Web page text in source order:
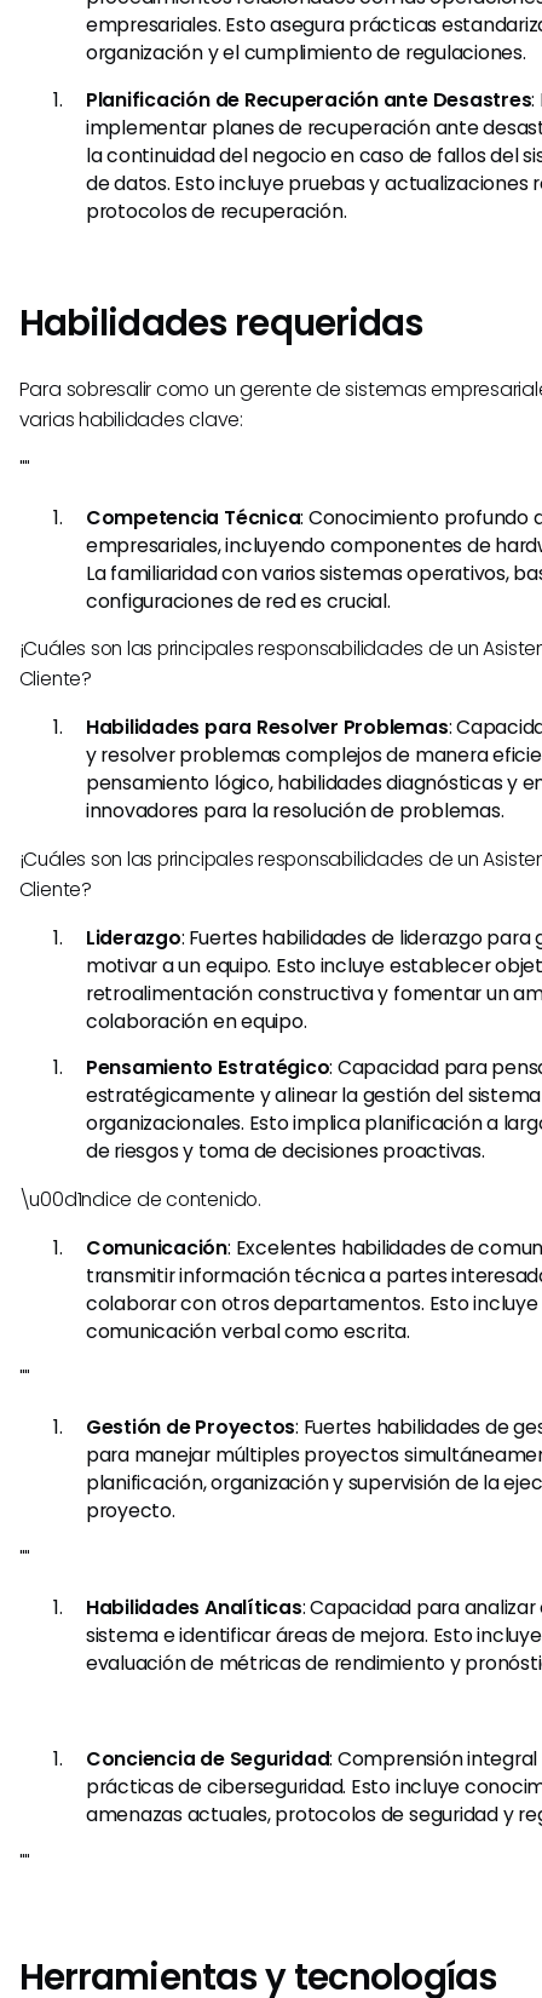
empresariales. Esto asegura prácticas
organización y el cumplimiento de regulaciones.
Planificación de Recuperación ante Desastres:
implementar planes de recuperación ante
la continuidad del negocio en caso de fallos del
de datos. Esto incluye pruebas y actualizaciones
protocolos de recuperación.
Habilidades requeridas
Para sobresalir como un gerente de sistemas
varias habilidades clave:
""
Competencia Técnica: Conocimiento profundo
empresariales, incluyendo componentes de
La familiaridad con varios sistemas operativos,
configuraciones de red es crucial.
¡Cuáles son las principales responsabilidades de un
Cliente?
Habilidades para Resolver Problemas:
y resolver problemas complejos de manera
pensamiento lógico, habilidades diagnósticas y
innovadores para la resolución de problemas.
¡Cuáles son las principales responsabilidades de un
Cliente?
Liderazgo: Fuertes habilidades de liderazgo para
motivar a un equipo. Esto incluye establecer
retroalimentación constructiva y fomentar un
colaboración en equipo.
Pensamiento Estratégico: Capacidad para
estratégicamente y alinear la gestión del
organizacionales. Esto implica planificación a
de riesgos y toma de decisiones proactivas.
\u00d1ndice de contenido.
Comunicación: Excelentes habilidades de
transmitir información técnica a partes
colaborar con otros departamentos. Esto
comunicación verbal como escrita.
""
Gestión de Proyectos: Fuertes habilidades de
para manejar múltiples proyectos
planificación, organización y supervisión de la
proyecto.
""
Habilidades Analíticas: Capacidad para
sistema e identificar áreas de mejora. Esto
evaluación de métricas de rendimiento y
Conciencia de Seguridad: Comprensión
prácticas de ciberseguridad. Esto incluye
amenazas actuales, protocolos de seguridad y
""
Herramientas y tecnologías